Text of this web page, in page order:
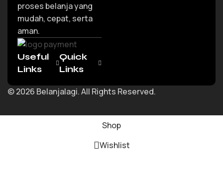
proses belanja yang
mudah, cepat, serta
aman.
Useful
Links
Quick
Links
© 2026 Belanjalagi. All Rights Reserved.
Shop
Wishlist